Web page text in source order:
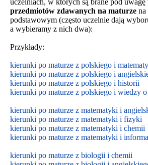
uczelniach, w których są brane pod
przedmiotów zdawanych na maturze na
podstawowym (często uczelnie dają
a wybieramy z nich dwa):
Przykłady:
kierunki po maturze z polskiego i
kierunki po maturze z polskiego i
kierunki po maturze z polskiego i historii
kierunki po maturze z polskiego i wiedzy o
kierunki po maturze z matematyki i
kierunki po maturze z matematyki i fizyki
kierunki po maturze z matematyki i chemii
kierunki po maturze z matematyki i
kierunki po maturze z biologii i chemii